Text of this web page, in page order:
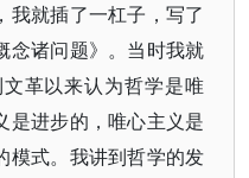
我就插了一杠子，写了
念诸问题》。当时我就
革以来认为哲学是唯
是进步的，唯心主义是
模式。我讲到哲学的发